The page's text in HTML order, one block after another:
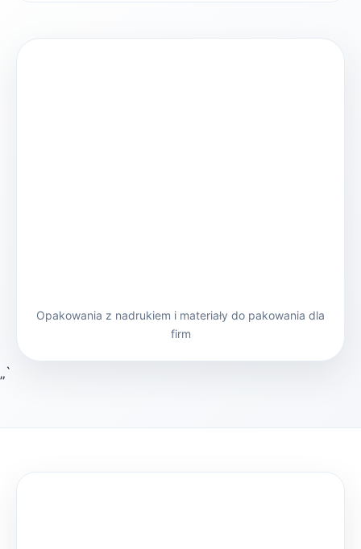
Opakowania z nadrukiem i materiały do pakowania dla
firm
„`